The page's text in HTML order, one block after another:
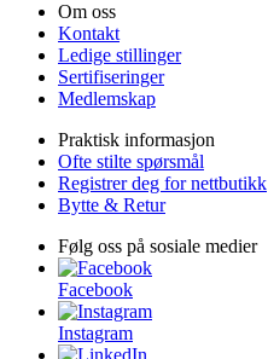
Om oss
Kontakt
Ledige stillinger
Sertifiseringer
Medlemskap
Praktisk informasjon
Ofte stilte spørsmål
Registrer deg for nettbutikk
Bytte & Retur
Følg oss på sosiale medier
Facebook
Instagram